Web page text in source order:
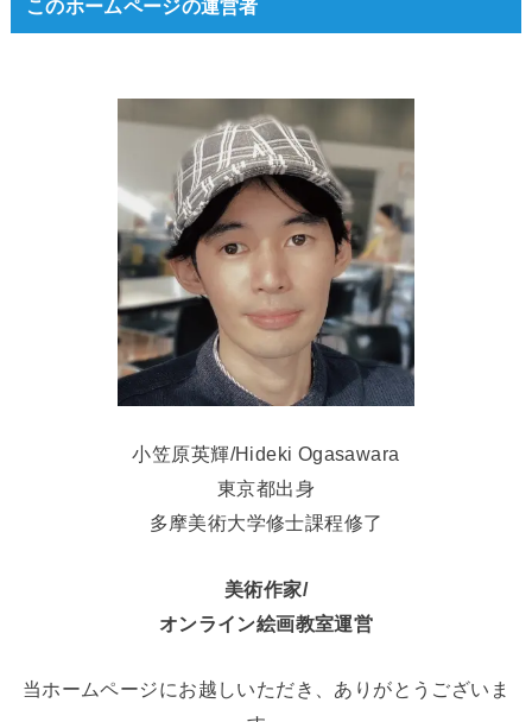
このホームページの運営者
小笠原英輝/Hideki Ogasawara
東京都出身
多摩美術大学修士課程修了
美術作家/
オンライン絵画教室運営
当ホームページにお越しいただき、ありがとうございま